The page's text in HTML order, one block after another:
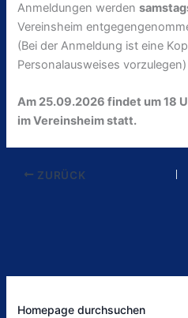
Anmeldungen werden
Vereinsheim
(Bei der Anmeldung ist eine
Personalausweises vorzulegen)
Am 25.09.2026 findet um 18
im Vereinsheim statt.
ZURÜCK
Homepage durchsuchen